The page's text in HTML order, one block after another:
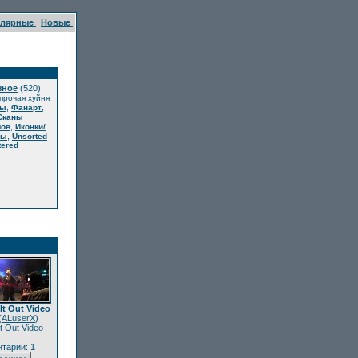
Новые
(520)
хуйня
Фанарт
Иконки/
Unsorted
Out Video
ALuserX)
Out Video
1